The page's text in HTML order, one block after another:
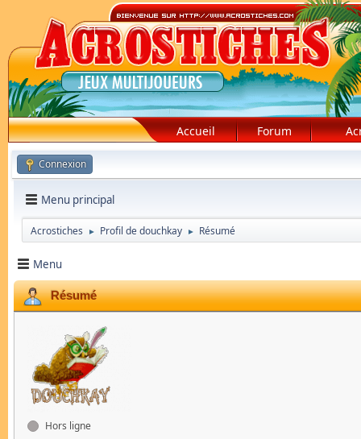
Accueil Forum
Connexion
Menu principal
Acrostiches ► Profil de douchkay ► Résumé
Menu
Résumé
douchkay
Modérateur Global
Hors ligne